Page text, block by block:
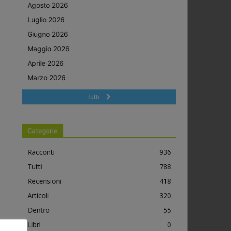
Agosto 2026
Luglio 2026
Giugno 2026
Maggio 2026
Aprile 2026
Marzo 2026
Tutti
Categorie
Racconti
936
Tutti
788
Recensioni
418
Articoli
320
Dentro
55
Libri
0